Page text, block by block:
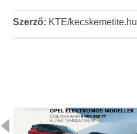
Szerző: KTE/kecskemetite.hu